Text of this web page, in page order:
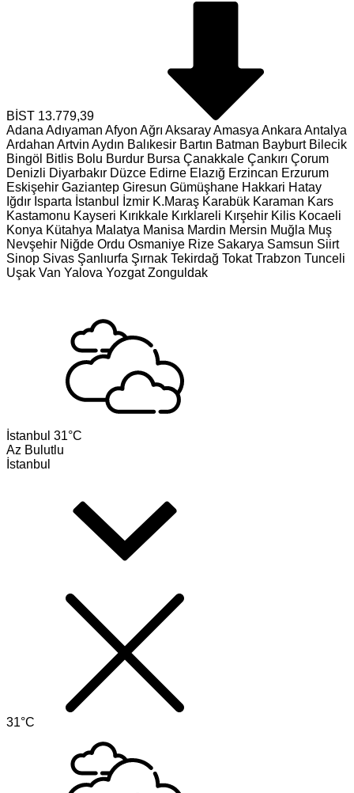
BİST 13.779,39
Adana Adıyaman Afyon Ağrı AksarayAmasya Ankara Antalya
Ardahan Artvin Aydın Balıkesir Bartın Batman Bayburt Bilecik
Bingöl Bitlis Bolu Burdur Bursa Çanakkale Çankırı Çorum
Denizli Diyarbakır Düzce Edirne Elazığ Erzincan Erzurum
Eskişehir Gaziantep Giresun Gümüşhane Hakkari Hatay
Iğdır Isparta İstanbul İzmir K.Maraş Karabük Karaman Kars
Kastamonu Kayseri Kırıkkale Kırklareli Kırşehir Kilis Kocaeli
Konya Kütahya Malatya Manisa Mardin Mersin Muğla Muş
Nevşehir Niğde Ordu Osmaniye Rize Sakarya Samsun Siirt
Sinop Sivas Şanlıurfa Şırnak Tekirdağ Tokat Trabzon Tunceli
Uşak Van Yalova Yozgat Zonguldak
İstanbul 31°C
Az Bulutlu
İstanbul
31°C